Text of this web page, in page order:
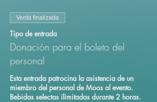
Venta finalizada
Tipo de entrada
Donación para el boleto del
personal
Esta entrada patrocina la asistencia de un
miembro del personal de Moos al evento.
Bebidas selectas ilimitadas durante 2 horas.